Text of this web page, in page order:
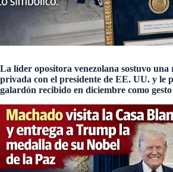
La líder opositora venezolana sostuvo una
privada con el presidente de EE. UU. y le
galardón recibido en diciembre como